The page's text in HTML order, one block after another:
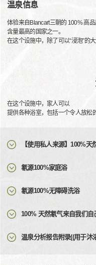
温泉信息
体验来自Blancart三朝的 100% 高
含量最高的国家之一。
在这个设施中，除了可以“浸泡”的
在这个设施中，家人可以
提供各种浴室，包括一个令人放松
【使用私人来源】100%天
氡源100%家庭浴
氡源100%无障碍洗浴
100% 天然氡气来自我们自
温泉分析报告附录((用于沐